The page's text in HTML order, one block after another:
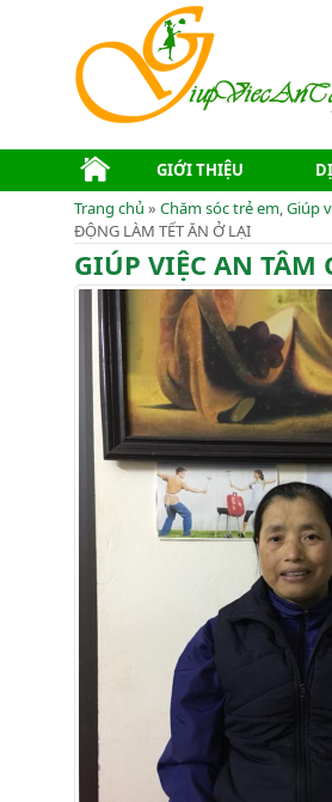
GIỚI THIỆU
Trang chủ » Chăm sóc trẻ em,Giúp
ĐỘNG LÀM TẾT ĂN Ở LẠI
GIÚP VIỆC AN TÂM